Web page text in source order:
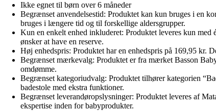
Ikke egnet til børn over 6 måneder
Begrænset anvendelsestid: Produktet kan kun bruges i en
bruges i længere tid og til forskellige aldersgrupper.
Kun en enkelt enhed inkluderet: Produktet leveres kun
ønsker at have en reserve.
Høj enhedspris: Produktet har en enhedspris på 169,95 kr.
Begrænset mærkevalg: Produktet er fra mærket Basson
omdømme.
Begrænset kategoriudvalg: Produktet tilhører kategorien
badestole med ekstra funktioner.
Begrænset leverandøropslysninger: Produktet leveres af
ekspertise inden for babyprodukter.